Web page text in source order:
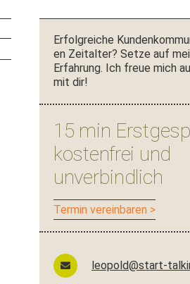
Erfol­gre­iche
en Zeital­ter? Set­ze auf
Erfahrung. Ich freue mich
mit dir!
15 min
kostenfrei und
unverbindlich
Ter­min vereinbaren >
leopold@start-